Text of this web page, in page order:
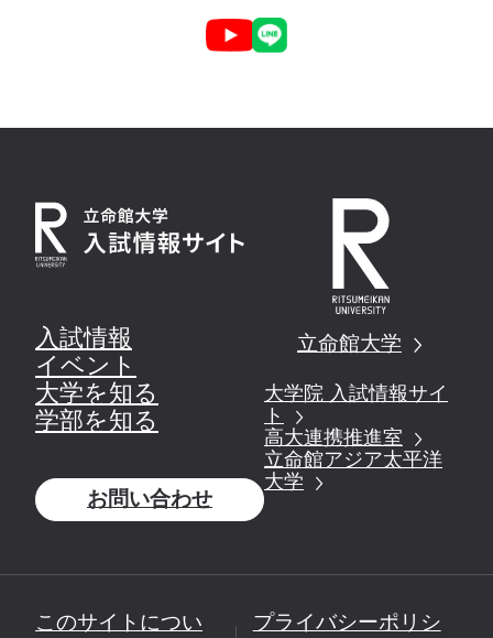
入試情報
イベント
大学を知る
学部を知る
お問い合わせ
立命館大学
大学院 入試情報サイ
ト
高大連携推進室
立命館アジア太平洋
大学
このサイトについ
プライバシーポリシ